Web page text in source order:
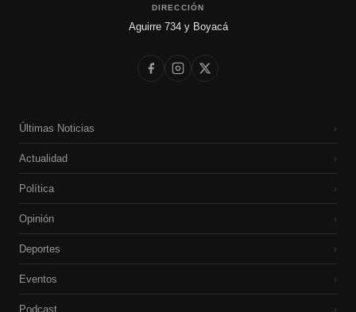
DIRECCIÓN
Aguirre 734 y Boyacá
Últimas Noticias ›
Actualidad ›
Política ›
Opinión ›
Deportes ›
Eventos ›
Podcast ›